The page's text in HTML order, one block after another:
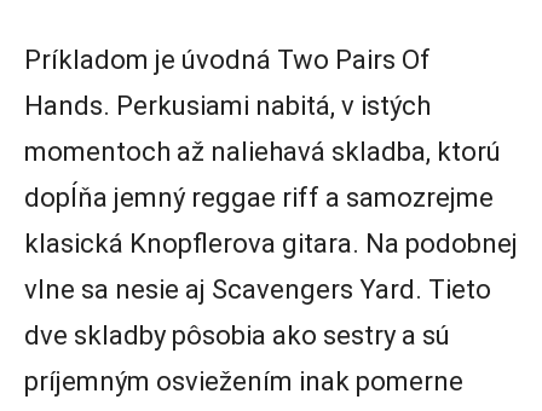
Príkladom je úvodná Two Pairs Of
Hands. Perkusiami nabitá, v istých
momentoch až naliehavá skladba, ktorú
dopĺňa jemný reggae riff a samozrejme
klasická Knopflerova gitara. Na podobnej
vlne sa nesie aj Scavengers Yard. Tieto
dve skladby pôsobia ako sestry a sú
príjemným osviežením inak pomerne